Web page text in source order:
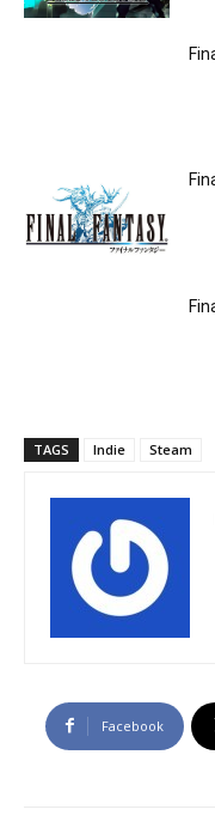
TAGS Indie Steam
Facebook